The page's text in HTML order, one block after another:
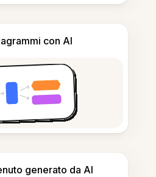
con AI
generato da AI